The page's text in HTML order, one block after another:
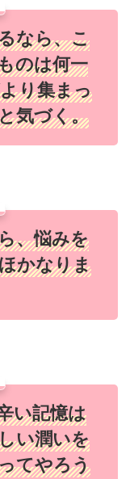
なら、こ
のは何一
り集まっ
気づく。
、悩みを
かなりま
い記憶は
い潤いを
てやろう